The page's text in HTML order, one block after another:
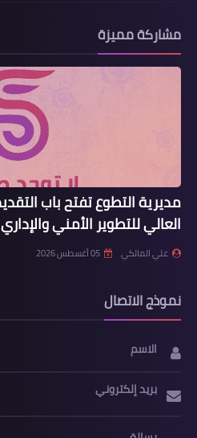
مشاركة مميزة
العالي للتطوير الأمني والإداري
علي المالكي 05 أغسطس 2026
نموذج الاتصال
الاسم
بريد إلكتروني